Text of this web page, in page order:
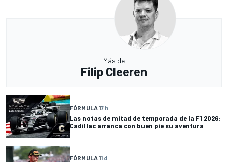
Más de
Filip Cleeren
FÓRMULA 17 h
Las notas de mitad de temporada de la F1 2026:
Cadillac arranca con buen pie su aventura
FÓRMULA 11 d